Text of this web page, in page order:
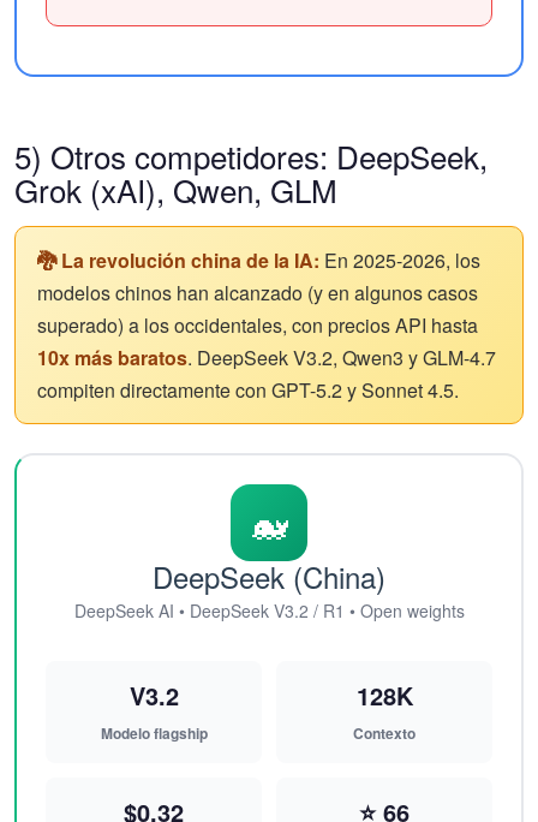
5) Otros competidores: DeepSeek,
Grok (xAI), Qwen, GLM
🐉 La revolución china de la IA: En 2025-2026, los
modelos chinos han alcanzado (y en algunos casos
superado) a los occidentales, con precios API hasta
10x más baratos. DeepSeek V3.2, Qwen3 y GLM-4.7
compiten directamente con GPT-5.2 y Sonnet 4.5.
🐋
DeepSeek (China)
DeepSeek AI • DeepSeek V3.2 / R1 • Open weights
V3.2
Modelo flagship
128K
Contexto
$0.32 ⭐ 66